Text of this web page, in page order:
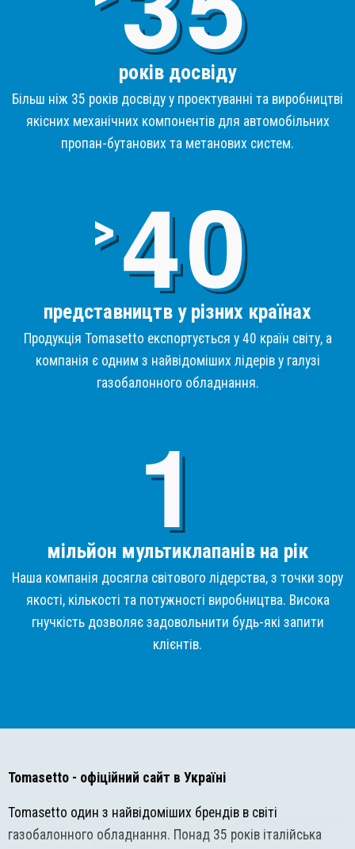
років досвіду
Більш ніж 35 років досвіду у проектуванні та виробництві
якісних механічних компонентів для автомобільних
пропан-бутанових та метанових систем.
>4
представництв у різних країнах
Продукція Tomasetto експортується у 40 країн світу, а
компанія є одним з найвідоміших лідерів у галузі
газобалонного обладнання.
мільйон мультиклапанів на рік
Наша компанія досягла світового лідерства, з точки зору
якості, кількості та потужності виробництва. Висока
гнучкість дозволяє задовольнити будь-які запити
клієнтів.
Tomasetto - офіційний сайт в Україні
Tomasetto один з найвідоміших брендів в світі
газобалонного обладнання. Понад 35 років італійська